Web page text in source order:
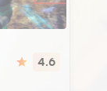
4.6